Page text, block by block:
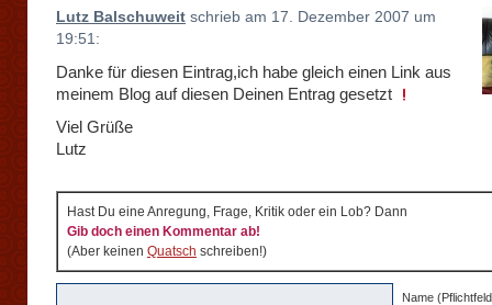
Lutz Balschuweit schrieb am 17. Dezember 2007 um
19:51:
Danke für diesen Eintrag,ich habe gleich einen Link aus
meinem Blog auf diesen Deinen Entrag gesetzt
Viel Grüße
Lutz
Hast Du eine Anregung, Frage, Kritik oder ein Lob? Dann
Gib doch einen Kommentar ab!
(Aber keinen Quatsch schreiben!)
Name